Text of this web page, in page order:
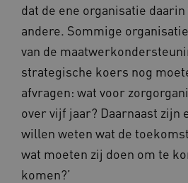
dat de ene organisatie
andere. Sommige
van de
strategische koers nog
afvragen: wat voor
over vijf jaar? Daarnaast zijn
willen weten wat de
wat moeten zij doen om te
komen?’